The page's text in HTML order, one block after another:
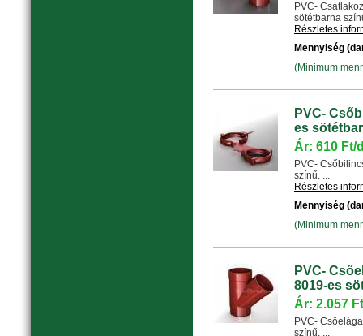
PVC-
sötétbarna
Részletes
Mennyiség
(Minimum
PVC-
es
Ár: 610 Ft/
PVC-
színű. ...
Részletes
Mennyiség
(Minimum
PVC-
8019-es
Ár: 2.057
PVC-
színű. ...